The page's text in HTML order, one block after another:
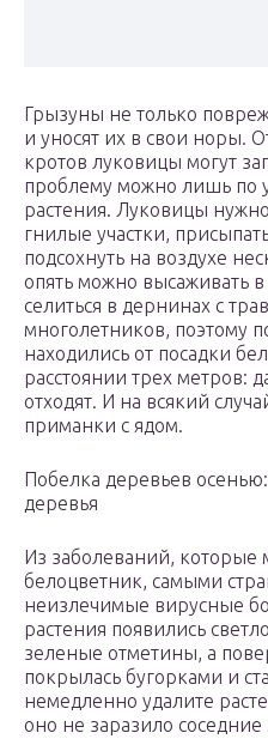
Грызуны не только
и уносят их в свои норы.
кротов луковицы могут
проблему можно лишь по
растения. Луковицы
гнилые участки,
подсохнуть на воздухе
опять можно высаживать
селиться в дернинах с
многолетников, поэтому
находились от посадки
расстоянии трех
отходят. И на всякий
приманки с ядом.
Побелка деревьев
деревья
Из заболеваний, которые
белоцветник, самыми
неизлечимые вирусные
растения появились
зеленые отметины, а
покрылась бугорками и
немедленно удалите
оно не заразило